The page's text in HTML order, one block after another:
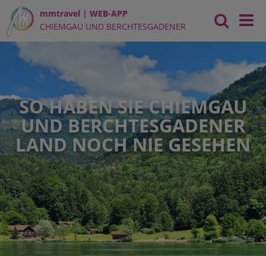
mmtravel | WEB-APP
CHIEMGAU UND BERCHTESGADENER
LAND
SO HABEN SIE CHIEMGAU
UND BERCHTESGADENER
LAND NOCH NIE GESEHEN